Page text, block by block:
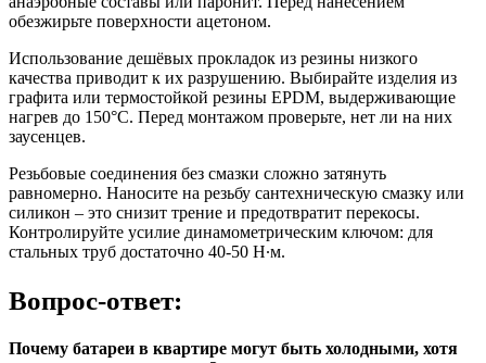
обезжирьте поверхности ацетоном.
Использование дешёвых прокладок из резины низкого
качества приводит к их разрушению. Выбирайте изделия из
графита или термостойкой резины EPDM, выдерживающие
нагрев до 150°C. Перед монтажом проверьте, нет ли на них
заусенцев.
Резьбовые соединения без смазки сложно затянуть
равномерно. Наносите на резьбу сантехническую смазку или
силикон – это снизит трение и предотвратит перекосы.
Контролируйте усилие динамометрическим ключом: для
стальных труб достаточно 40-50 Н∙м.
Вопрос-ответ:
Почему батареи в квартире могут быть холодными, хотя